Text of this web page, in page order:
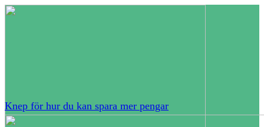
Knep för hur du kan spara mer pengar